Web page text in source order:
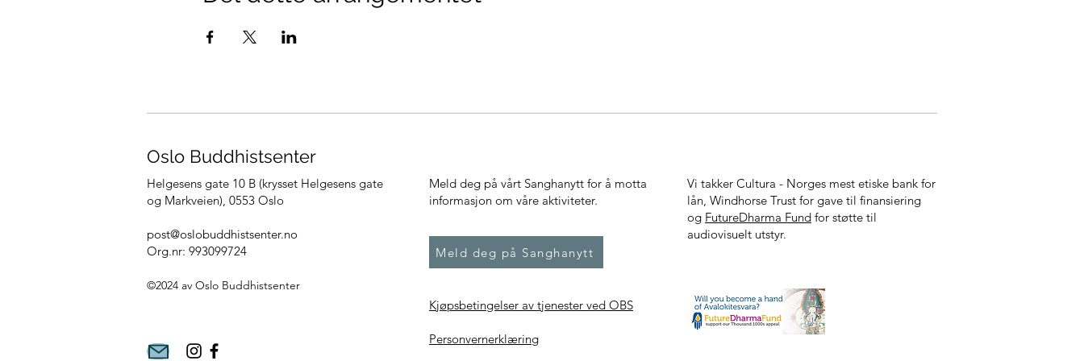
Oslo Buddhistsenter
Helgesens gate 10 B (krysset Helgesens gate
og Markveien), 0553 Oslo
post@oslobuddhistsenter.no
Org.nr: 993099724
©2024 av Oslo Buddhistsenter
Meld deg på vårt Sanghanytt for å motta
informasjon om våre aktiviteter.
Meld deg på Sanghanytt
Kjøpsbetingelser av tjenester ved OBS
Personvernerklæring
Vi takker Cultura - Norges mest etiske bank for
lån, Windhorse Trust for gave til finansiering
og FutureDharma Fund for støtte til
audiovisuelt utstyr.